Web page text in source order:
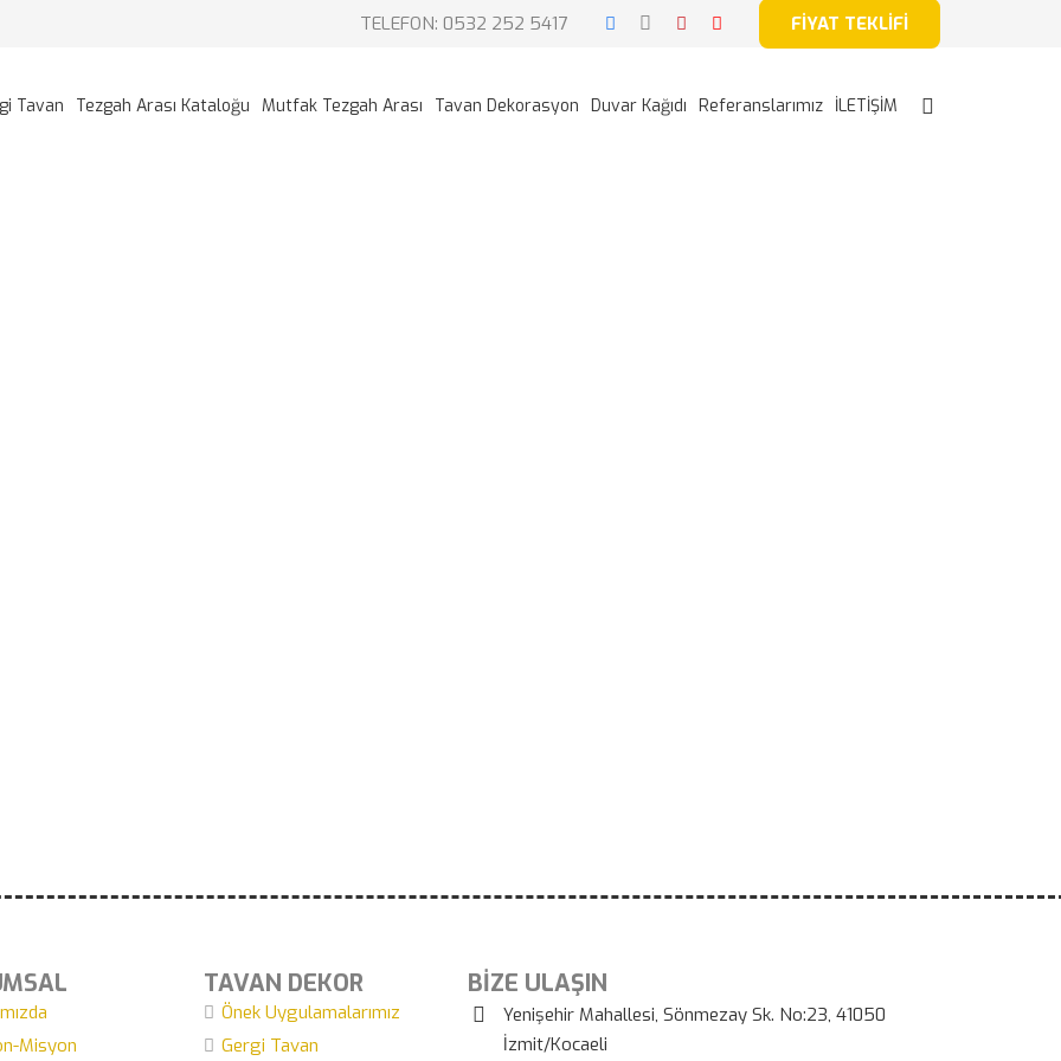
TELEFON: 0532 252 5417 FİYAT TEKLİFİ
Tavan Tezgah Arası Kataloğu Mutfak Tezgah Arası Tavan Dekorasyon Duvar Kağıdı Referanslarımız İLETİŞİM
Misyon
TAVAN DEKOR
Önek Uygulamalarımız
Gergi Tavan
BİZE ULAŞIN
Yenişehir Mahallesi, Sönmezay Sk. No:23, 41050
İzmit/Kocaeli